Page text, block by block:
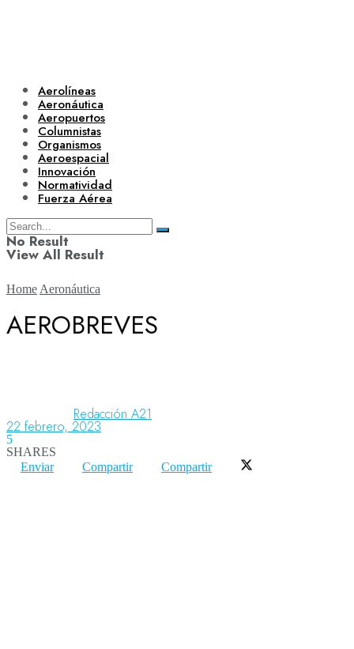
Aerolíneas
Aeronáutica
Aeropuertos
Columnistas
Organismos
Aeroespacial
Innovación
Normatividad
Fuerza Aérea
No Result
View All Result
Aeronáutica
Aeropuertos
Home Aeronáutica
AEROBREVES
Redacción A21
22 febrero, 2023
5
SHARES
Enviar
Compartir Compartir